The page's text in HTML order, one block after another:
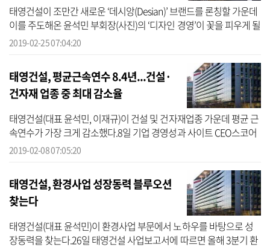
태영건설이 조만간 새로운 ‘데시앙(Desian)’ 브랜드를 론칭할 가운데
이를 주도해온 윤석민 부회장(사진)의 ‘디자인 경영’이 꽃을 피우게 될
지주목되고 있다.25일 업계에 따르면 윤 부회장은 자체 사업인 ‘데시
2019-02-25 07:04:20
태영건설, 평균근속연수 8.4년...건설·
건자재 업종 중 최대 감소율
태영건설(대표 윤석민, 이재규)이 건설 및 건자재업종 가운데 평균 근
속연수가 가장 크게 감소했다.8일 기업 경영성과 사이트 CEO스코어
가 500대기업 중 직원의 현황을 공개한 288곳을 대상으로 근속연수
2019-02-08 07:05:20
태영건설, 환경사업 성장동력 블루오션
찾는다
태영건설(대표 윤석민)이 환경사업 부문에서 노하우를 바탕으로 성
장동력을 찾는다.26일 태영건설 사업보고서에 따르면 올해 3분기 환